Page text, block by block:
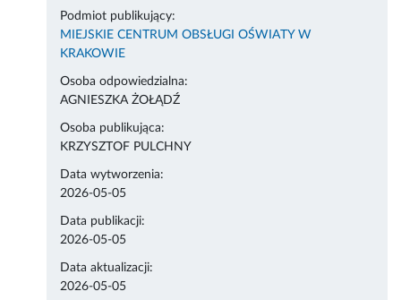
Podmiot publikujący:
MIEJSKIE CENTRUM OBSŁUGI OŚWIATY W
KRAKOWIE
Osoba odpowiedzialna:
AGNIESZKA ŻOŁĄDŹ
Osoba publikująca:
KRZYSZTOF PULCHNY
Data wytworzenia:
2026-05-05
Data publikacji:
2026-05-05
Data aktualizacji:
2026-05-05